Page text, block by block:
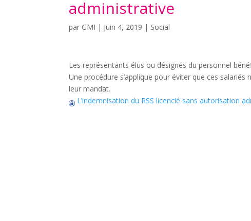
administrative
par GMI | Juin 4, 2019 | Social
Les représentants élus ou désignés du personnel
Une procédure s’applique pour éviter que ces
leur mandat.
L’indemnisation du RSS licencié sans autorisation